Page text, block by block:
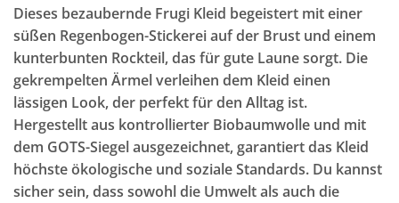
Dieses bezaubernde Frugi Kleid begeistert mit einer
süßen Regenbogen-Stickerei auf der Brust und einem
kunterbunten Rockteil, das für gute Laune sorgt. Die
gekrempelten Ärmel verleihen dem Kleid einen
lässigen Look, der perfekt für den Alltag ist.
Hergestellt aus kontrollierter Biobaumwolle und mit
dem GOTS-Siegel ausgezeichnet, garantiert das Kleid
höchste ökologische und soziale Standards. Du kannst
sicher sein, dass sowohl die Umwelt als auch die